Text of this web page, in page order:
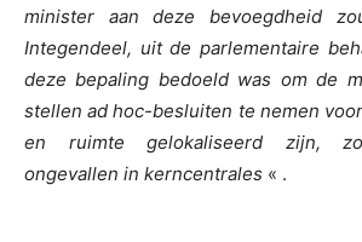
minister aan deze bevoegdheid
Integendeel, uit de parlementaire
deze bepaling bedoeld was om de
stellen ad hoc-besluiten te nemen
en ruimte gelokaliseerd zijn,
ongevallen in kerncentrales « .